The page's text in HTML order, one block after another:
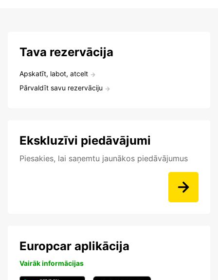
Tava rezervācija
Apskatīt, labot, atcelt
Pārvaldīt savu rezervāciju
Ekskluzīvi piedāvājumi
Piesakies, lai saņemtu jaunākos piedāvājumus
Europcar aplikācija
Vairāk informācijas